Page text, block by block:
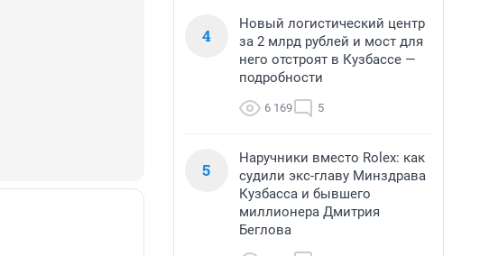
4
Новый логистический центр
за 2 млрд рублей и мост для
него отстроят в Кузбассе —
подробности
6 169 5
5
Наручники вместо Rolex: как
судили экс-главу Минздрава
Кузбасса и бывшего
миллионера Дмитрия
Беглова